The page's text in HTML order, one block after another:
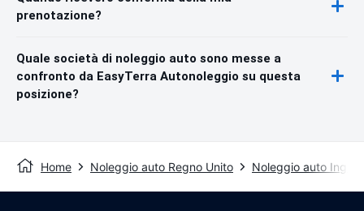
prenotazione?
Quale società di noleggio auto sono messe a
confronto da EasyTerra Autonoleggio su questa
posizione?
Home Noleggio auto Regno Unito Noleggio auto